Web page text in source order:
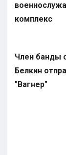
комплекс
Член банды
Белкин
"Вагнер"